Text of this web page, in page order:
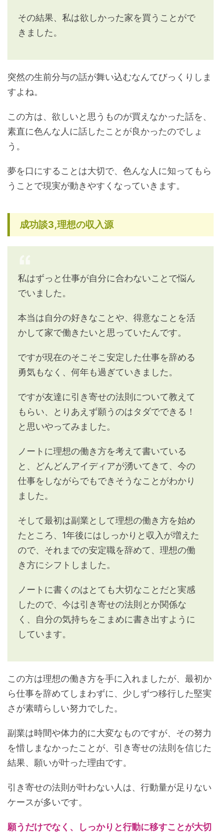
その結果、私は欲しかった家を買うことがで
きました。
突然の生前分与の話が舞い込むなんてびっくりしま
すよね。
この方は、欲しいと思うものが買えなかった話を、
素直に色んな人に話したことが良かったのでしょ
う。
夢を口にすることは大切で、色んな人に知ってもら
うことで現実が動きやすくなっていきます。
成功談3,理想の収入源
私はずっと仕事が自分に合わないことで悩ん
でいました。
本当は自分の好きなことや、得意なことを活
かして家で働きたいと思っていたんです。
ですが現在のそこそこ安定した仕事を辞める
勇気もなく、何年も過ぎていきました。
ですが友達に引き寄せの法則について教えて
もらい、とりあえず願うのはタダでできる！
と思いやってみました。
ノートに理想の働き方を考えて書いている
と、どんどんアイディアが湧いてきて、今の
仕事をしながらでもできそうなことがわかり
ました。
そして最初は副業として理想の働き方を始め
たところ、1年後にはしっかりと収入が増えた
ので、それまでの安定職を辞めて、理想の働
き方にシフトしました。
ノートに書くのはとても大切なことだと実感
したので、今は引き寄せの法則とか関係な
く、自分の気持ちをこまめに書き出すように
しています。
この方は理想の働き方を手に入れましたが、最初か
ら仕事を辞めてしまわずに、少しずつ移行した堅実
さが素晴らしい努力でした。
副業は時間や体力的に大変なものですが、その努力
を惜しまなかったことが、引き寄せの法則を信じた
結果、願いが叶った理由です。
引き寄せの法則が叶わない人は、行動量が足りない
ケースが多いです。
願うだけでなく、しっかりと行動に移すことが大切